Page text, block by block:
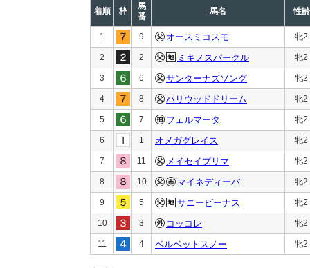
着順 枠
馬
番
馬名 性齢
1 9 オースミコスモ 牝2
2 2 ミキノスパークル 牝2
3 6 サンターナズソング 牝2
4 8 ハリウッドドリーム 牝2
5 7 フェルマータ 牝2
6 1 オメガグレイス 牝2
7 11 メイセイプリマ 牝2
8 10 マイネディーバ 牝2
9 5 サニービーナス 牝2
10 3 コッコレ 牝2
11 4 ベルベットスノー 牝2